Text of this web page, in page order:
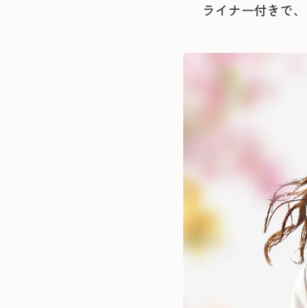
ライナー付きで